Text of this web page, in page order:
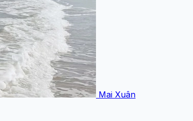
Mai Xuân